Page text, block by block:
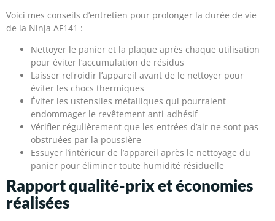
Voici mes conseils d’entretien pour prolonger la durée de vie
de la Ninja AF141 :
Nettoyer le panier et la plaque après chaque utilisation
pour éviter l’accumulation de résidus
Laisser refroidir l’appareil avant de le nettoyer pour
éviter les chocs thermiques
Éviter les ustensiles métalliques qui pourraient
endommager le revêtement anti-adhésif
Vérifier régulièrement que les entrées d’air ne sont pas
obstruées par la poussière
Essuyer l’intérieur de l’appareil après le nettoyage du
panier pour éliminer toute humidité résiduelle
Rapport qualité-prix et économies
réalisées